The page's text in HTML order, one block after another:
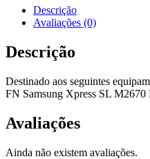
Descrição
Avaliações (0)
Descrição
Destinado aos seguintes
FN Samsung Xpress SL
Avaliações
Ainda não existem avaliações.